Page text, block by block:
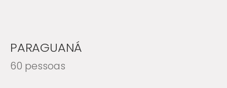
PARAGUANÁ
60 pessoas